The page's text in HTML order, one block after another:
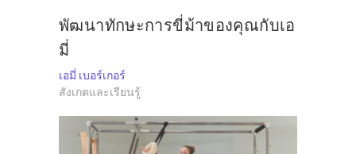
พัฒนาทักษะการขี่ม้าของคุณกับเอ
มี่
เอมี่ เบอร์เกอร์
สังเกตและเรียนรู้